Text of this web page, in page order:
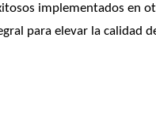
implementados en
para elevar la calidad